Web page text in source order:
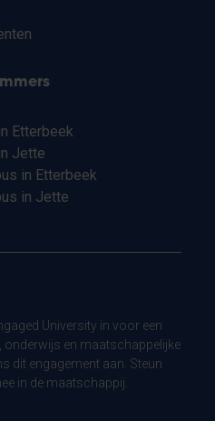
Etterbeek
Jette
in Etterbeek
in Jette
University in voor een
onderwijs en maatschappelijke
dit engagement aan. Steun
in de maatschappij.